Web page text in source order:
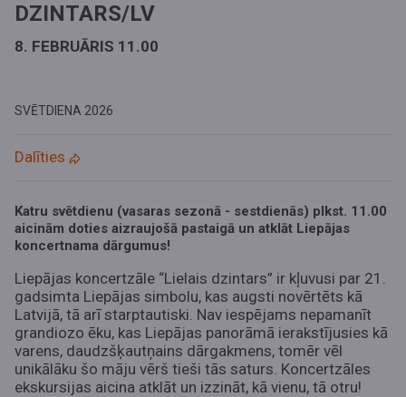
DZINTARS/LV
8. FEBRUĀRIS 11.00
SVĒTDIENA 2026
Dalīties
Katru svētdienu (vasaras sezonā - sestdienās) plkst. 11.00
aicinām doties aizraujošā pastaigā un atklāt Liepājas
koncertnama dārgumus!
Liepājas koncertzāle “Lielais dzintars” ir kļuvusi par 21.
gadsimta Liepājas simbolu, kas augsti novērtēts kā
Latvijā, tā arī starptautiski. Nav iespējams nepamanīt
grandiozo ēku, kas Liepājas panorāmā ierakstījusies kā
varens, daudzšķautņains dārgakmens, tomēr vēl
unikālāku šo māju vērš tieši tās saturs. Koncertzāles
ekskursijas aicina atklāt un izzināt, kā vienu, tā otru!